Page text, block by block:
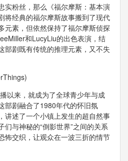
实粉丝，那么《福尔摩斯：基本演
将经典的福尔摩斯故事搬到了现代
元素，但依然保持了福尔摩斯侦探
和LucyLiu的出色表演，结
部剧既有传统的推理元素，又不失
以来，就成为了全球青少年与成
部剧融合了1980年代的怀旧氛
讲述了一个小镇上发生的超自然事
们与神秘的“倒影世界”之间的关系
怖交织，让观众在一波三折的情节